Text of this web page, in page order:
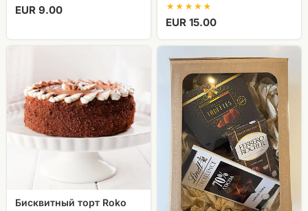
EUR 9.00
EUR 15.00
Бисквитный торт Roko
Коробка
сладостей